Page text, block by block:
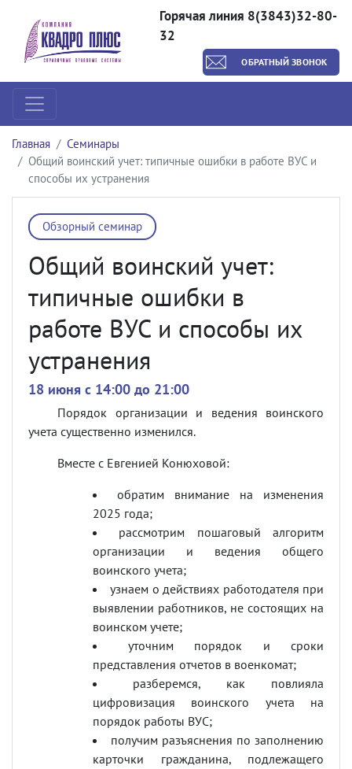
Горячая линия 8(3843)32-80-
32
ОБРАТНЫЙ ЗВОНОК
Главная
Семинары
Общий воинский учет: типичные ошибки в работе ВУС и
способы их устранения
Обзорный семинар
Общий воинский учет:
типичные ошибки в
работе ВУС и способы их
устранения
18 июня c 14:00 до 21:00
Порядок организации и ведения воинского
учета существенно изменился.
Вместе с Евгенией Конюховой:
обратим внимание на изменения
2025 года;
рассмотрим пошаговый алгоритм
организации и ведения общего
воинского учета;
узнаем о действиях работодателя при
выявлении работников, не состоящих на
воинском учете;
уточним порядок и сроки
представления отчетов в военкомат;
разберемся, как повлияла
цифровизация воинского учета на
порядок работы ВУС;
получим разъяснения по заполнению
карточки гражданина, подлежащего